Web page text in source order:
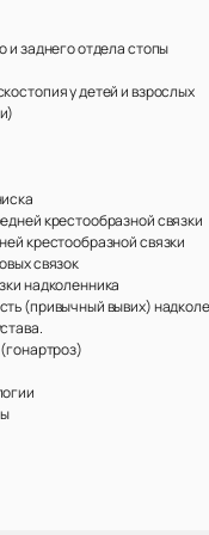
и заднего отдела стопы
у детей и взрослых
крестообразной связки
крестообразной связки
связок
надколенника
(привычный вывих)